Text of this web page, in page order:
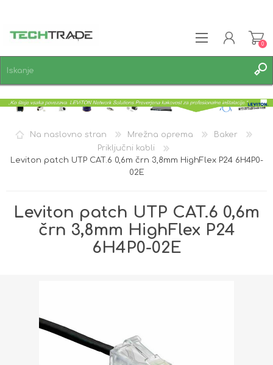
PRIJAVA
0
Na naslovno stran Mrežna oprema
Baker
Priključni kabli
Leviton patch UTP CAT.6 0,6m črn 3,8mm HighFlex P24 6H4P0-
02E
Leviton patch UTP CAT.6 0,6m
črn 3,8mm HighFlex P24
6H4P0-02E